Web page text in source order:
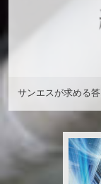
サンエスが求める